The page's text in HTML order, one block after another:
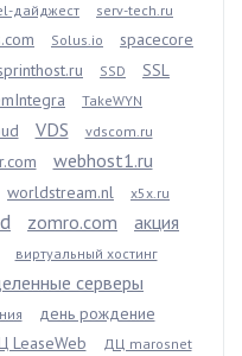
дайджест
serv-tech.ru
Solus.io spacecore
SSD
SSL
TakeWYN
VDS vdscom.ru
webhost1.ru
worldstream.nl
x5x.ru
zomro.com акция
виртуальный хостинг
серверы
день рождение
LeaseWeb
ДЦ marosnet